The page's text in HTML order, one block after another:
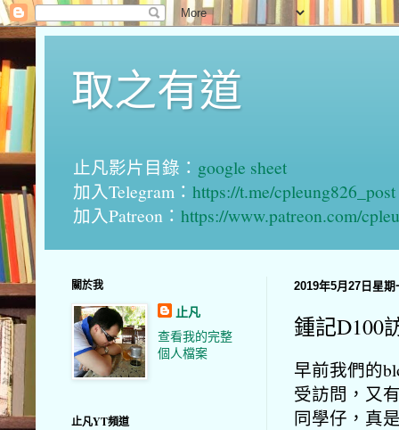
取之有道
止凡影片目錄： google sheet
加入Telegram： https://t.me/cpleung826_post
加入Patreon： https://www.patreon.com/
2019年5月27日星期
鍾記D100
早前我們的
受訪問，又
同學仔，真
關於我
止凡
查看我的完整
個人檔案
止凡YT頻道